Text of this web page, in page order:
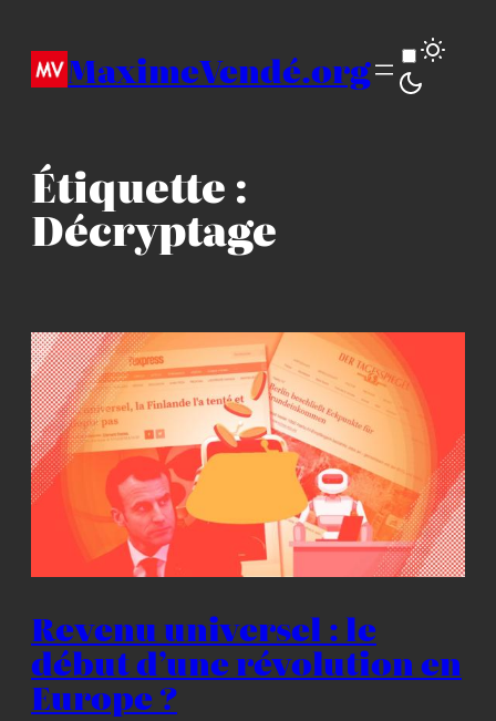
contenuMaximeVendé.org
Étiquette :
Décryptage
Revenu universel : le
début d’une révolution en
Europe ?